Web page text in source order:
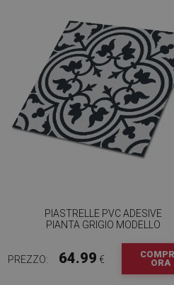
PIASTRELLE PVC ADESIVE
PIANTA GRIGIO MODELLO
PREZZO: 64.99 €
ORA